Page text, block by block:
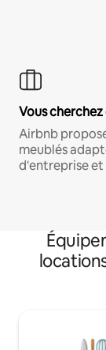
Vous
Airbnb
meublés
d'entreprise